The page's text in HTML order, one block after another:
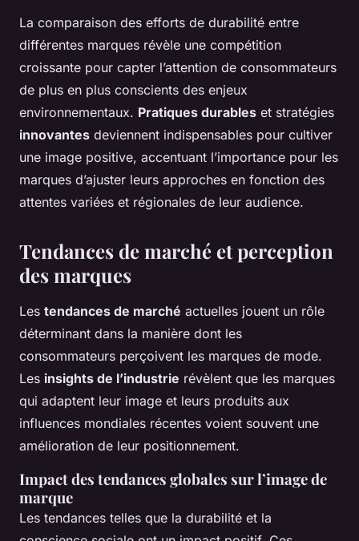
La comparaison des efforts de durabilité entre
différentes marques révèle une compétition
croissante pour capter l’attention de consommateurs
de plus en plus conscients des enjeux
environnementaux. Pratiques durables et stratégies
innovantes deviennent indispensables pour cultiver
une image positive, accentuant l’importance pour les
marques d’ajuster leurs approches en fonction des
attentes variées et régionales de leur audience.
Tendances de marché et perception
des marques
Les tendances de marché actuelles jouent un rôle
déterminant dans la manière dont les
consommateurs perçoivent les marques de mode.
Les insights de l’industrie révèlent que les marques
qui adaptent leur image et leurs produits aux
influences mondiales récentes voient souvent une
amélioration de leur positionnement.
Impact des tendances globales sur l’image de
marque
Les tendances telles que la durabilité et la